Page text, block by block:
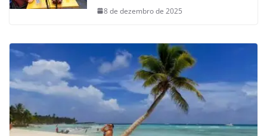
8 de dezembro de 2025